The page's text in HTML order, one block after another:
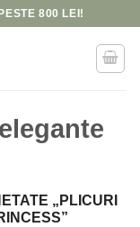
800 LEI!
„PLICURI